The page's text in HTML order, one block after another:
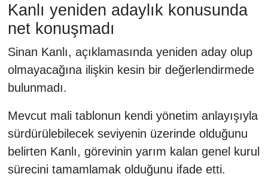
Kanlı yeniden adaylık konusunda
net konuşmadı
Sinan Kanlı, açıklamasında yeniden aday olup
olmayacağına ilişkin kesin bir değerlendirmede
bulunmadı.
Mevcut mali tablonun kendi yönetim anlayışıyla
sürdürülebilecek seviyenin üzerinde olduğunu
belirten Kanlı, görevinin yarım kalan genel kurul
sürecini tamamlamak olduğunu ifade etti.